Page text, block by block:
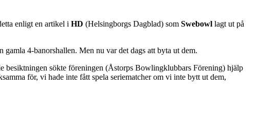
enligt en artikel i HD (Helsingborgs Dagblad) som Swebowl lagt ut på
4-banorshallen. Men nu var det dags att byta ut dem.
besiktningen sökte föreningen (Åstorps Bowlingklubbars Förening) hjälp
för, vi hade inte fått spela seriematcher om vi inte bytt ut dem,